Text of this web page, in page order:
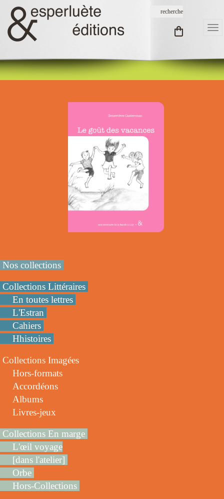
Nos collections
Collections Littéraires
En toutes lettres
L'Estran
Cahiers
Hhistoires
Collections Imagées
Hors-formats
Accordéons
Albums
Livres-jeux
Collections En marge
L'œil voyage
[dans l'atelier]
Orbe
Hors-Collections